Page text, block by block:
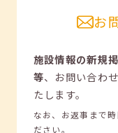
お
施設情報の新規
等、 お問い合わ
たします。
なお、お返事まで
ださい。